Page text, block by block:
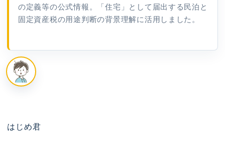
の定義等の公式情報。「住宅」として届出する民泊と
固定資産税の用途判断の背景理解に活用しました。
はじめ君